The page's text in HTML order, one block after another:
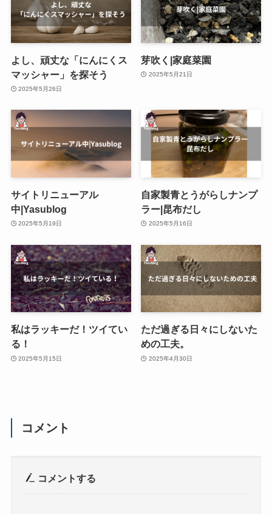
よし、頑丈な「にんにくス
マッシャー」を探そう
2025年5月26日
芽吹く|家庭菜園
2025年5月21日
サイトリニューアル
中|Yasublog
2025年5月19日
自家製青とうがらしナンプ
ラー|昆布だし
2025年5月16日
私はラッキーだ！ツイてい
る！
2025年5月15日
ただ過ぎる日々にしないた
めの工夫。
2025年4月30日
コメント
コメントする